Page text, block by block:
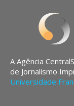
A Agência
de Jornalismo
Universidade